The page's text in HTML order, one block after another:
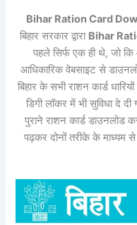
Bihar Ration Card
बिहार सरकार द्वारा Bihar
पहले सिर्फ एक ही थे, जो कि
आधिकारिक वेबसाइट से
बिहार के सभी राशन कार्ड
डिगी लॉकर में भी सुविधा दे
पुराने राशन कार्ड डाउनलोड
पढ़कर दोनों तरीके के माध्यम से